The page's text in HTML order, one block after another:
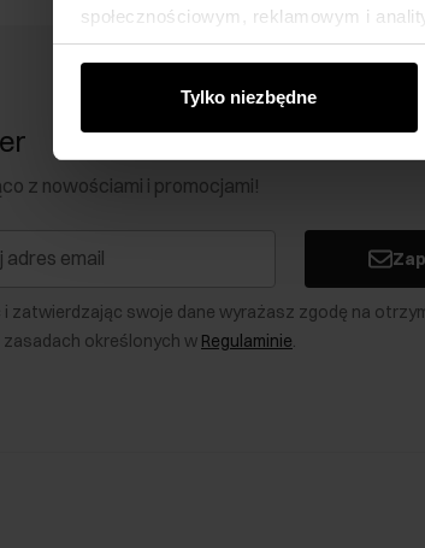
społecznościowym, reklamowym i
od Ciebie lub uzyskanymi podczas
Tylko niezbędne
z nowościami i promocjami!
zatwierdzając swoje dane wyrażasz zgodę na
określonych w Regulaminie.